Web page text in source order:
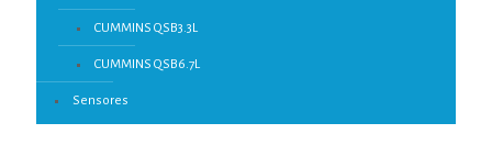
CUMMINS QSB3.3L
CUMMINS QSB6.7L
Sensores